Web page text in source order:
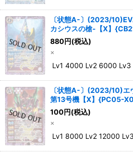
〔状態A-〕(2023/
カシウスの槍-【X】
880 円(税込)
×
Lv1 4000 Lv2 6000 Lv3
〔状態A-〕(2023/10)エ
第13号機【X】{PC05-
100 円(税込)
×
Lv1 8000 Lv2 12000